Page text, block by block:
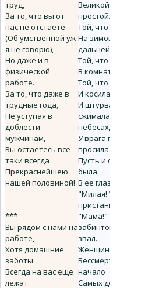
труд,
За то, что вы от
нас не отстаете
(Об умственной уж
я не говорю),
Но даже и в
физической
работе.
За то, что даже в
трудные года,
Не уступая в
доблести
мужчинам,
Вы остаетесь все-
таки всегда
Прекраснейшею
нашей половиной!
***
Вы рядом с нами на
работе,
Хотя домашние
заботы
Всегда на вас еще
лежат.
Великой и
простой.
Той, что с нами
На зимовке
дальней,
Той, что ждет нас
В комнате пустой.
Той, что и пахала
И косила,
И штурвал
сжимала в
небесах,
У врага пощады не
просила -
Пусть и скорбь
была
В ее глазах.
"Милая! " - у
пристани звучало.
"Мама!" -
забинтованный я
звал...
Женщина -
Бессмертное
начало
Самых добрых на